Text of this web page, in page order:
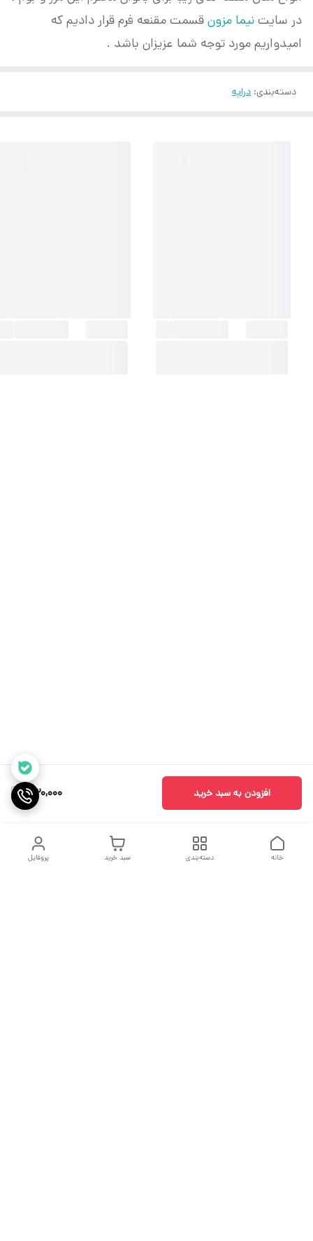
530,000 افزودن به سبد خرید
در سایتنیما مزونقسمت مقنعه فرم قرار دادیم که
امیدواریم مورد توجه شما عزیزان باشد .
دسته‌بندی: دراپه
پروفایل سبد خرید دسته‌بندی خانه